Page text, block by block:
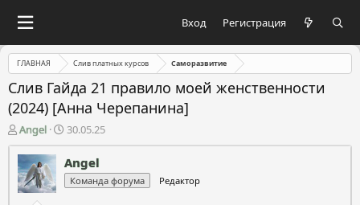
Вход Регистрация
ГЛАВНАЯ Слив платных курсов Саморазвитие
Слив Гайдa 21 правило моей женственности
(2024) [Анна Черепанина]
А
в
т
о
р
Angel
Д
а
т
а
н
30.05.25
Angel
Команда форума Редактор